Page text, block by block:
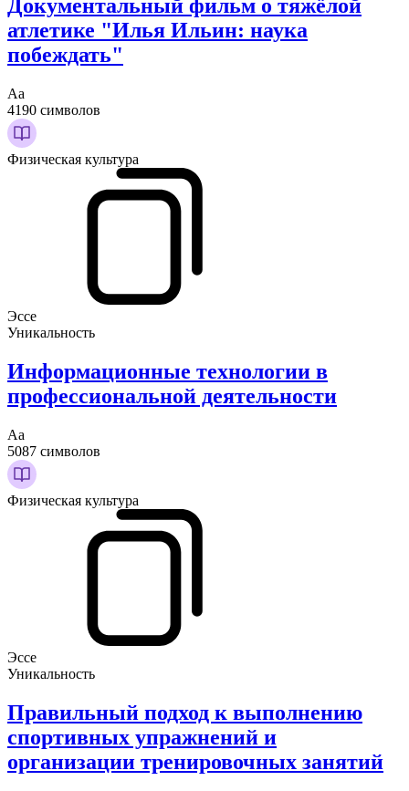
Документальный фильм о тяжёлой
атлетике "Илья Ильин: наука
побеждать"
Аа
4190 символов
Физическая культура
Эссе
Уникальность
Информационные технологии в
профессиональной деятельности
Аа
5087 символов
Физическая культура
Эссе
Уникальность
Правильный подход к выполнению
спортивных упражнений и
организации тренировочных занятий